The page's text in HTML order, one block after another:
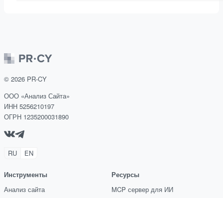
© 2026 PR-CY
ООО «Анализ Сайта»
ИНН 5256210197
ОГРН 1235200031890
RU EN
Инструменты
Анализ сайта
Ресурсы
MCP сервер для ИИ